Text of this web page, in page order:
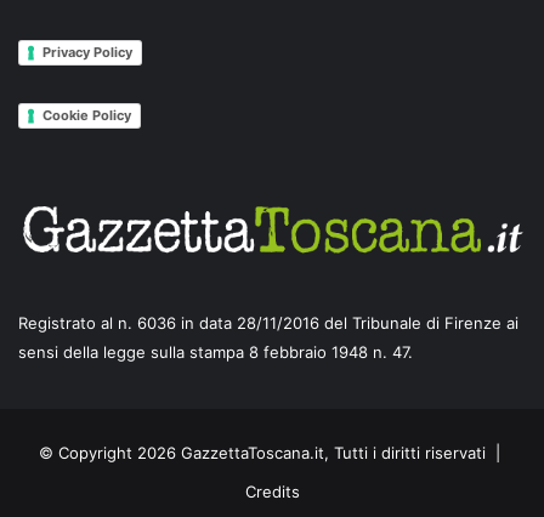
Privacy Policy
Cookie Policy
Registrato al n. 6036 in data 28/11/2016 del Tribunale di Firenze ai
sensi della legge sulla stampa 8 febbraio 1948 n. 47.
© Copyright 2026 GazzettaToscana.it, Tutti i diritti riservati |
Credits